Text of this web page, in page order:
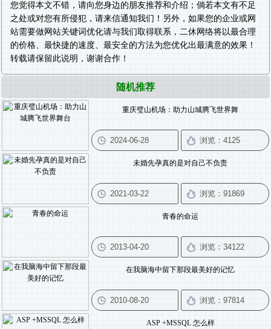
您觉得本文不错，请向您身边的朋友推荐和介绍；倘若本文有不足
之处或对您有所侵犯，请来信通知我们！另外，如果您的企业或网
站需要做网站关键词优化请与我们取得联系，二休网络将以最合理
的价格、最快捷的速度、最安全的方法为您优化出最满意的效果！
转载请保留此说明，谢谢合作！
随机推荐
重庆璧山机场：助力山城腾飞世界舞
未婚先孕真的是对自己不负责
青春的命运
在我脑海中留下那段最美好的记忆
ASP +MSSQL 怎么样